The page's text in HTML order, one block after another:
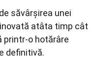
săvârșirea unei
atâta timp cât
printr-o hotărâre
definitivă.